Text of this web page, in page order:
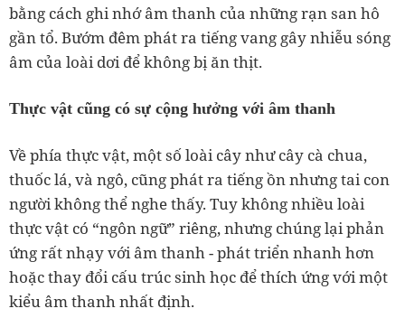
bằng cách ghi nhớ âm thanh của những rạn san hô
gần tổ. Bướm đêm phát ra tiếng vang gây nhiễu sóng
âm của loài dơi để không bị ăn thịt.
Thực vật cũng có sự cộng hưởng với âm thanh
Về phía thực vật, một số loài cây như cây cà chua,
thuốc lá, và ngô, cũng phát ra tiếng ồn nhưng tai con
người không thể nghe thấy. Tuy không nhiều loài
thực vật có “ngôn ngữ” riêng, nhưng chúng lại phản
ứng rất nhạy với âm thanh - phát triển nhanh hơn
hoặc thay đổi cấu trúc sinh học để thích ứng với một
kiểu âm thanh nhất định.